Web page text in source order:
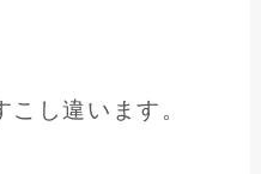
し違います。